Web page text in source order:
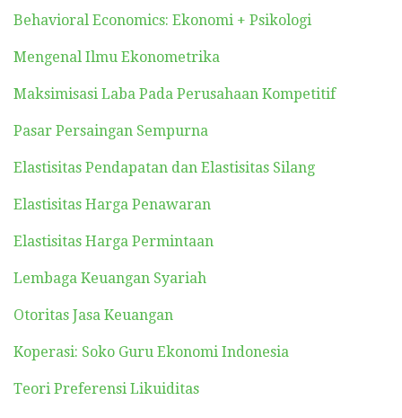
Behavioral Economics: Ekonomi + Psikologi
Mengenal Ilmu Ekonometrika
Maksimisasi Laba Pada Perusahaan Kompetitif
Pasar Persaingan Sempurna
Elastisitas Pendapatan dan Elastisitas Silang
Elastisitas Harga Penawaran
Elastisitas Harga Permintaan
Lembaga Keuangan Syariah
Otoritas Jasa Keuangan
Koperasi: Soko Guru Ekonomi Indonesia
Teori Preferensi Likuiditas